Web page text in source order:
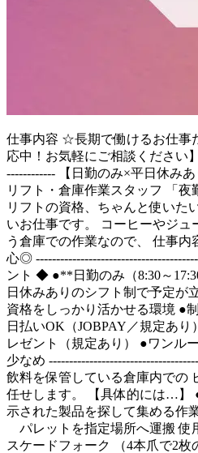
仕事内容 ☆長期で働けるお仕事
応中！お気軽にご相談ください
------------ 【日勤のみ×平日休み
リフト・倉庫作業スタッフ 「夜
リフトの資格、ちゃんと使いた
いお仕事です。 コーヒーやジュ
う倉庫での作業なので、 仕事
心◎
ント ◆ ●**日勤のみ（8:30～
日休みありのシフト制で予定が
資格をしっかり活かせる環境 ●
日払いOK（JOBPAY／規定あ
レゼント（規定あり） ●ワンル
少なめ
飲料を保管している倉庫内での
任せします。 【具体的には…
示された製品を探して集める作
パレットを指定場所へ運搬 使
スケードフォーク （4本爪で2枚